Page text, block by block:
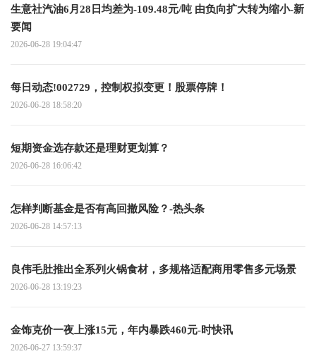
生意社汽油6月28日均差为-109.48元/吨 由负向扩大转为缩小-新
要闻
2026-06-28 19:04:47
每日动态!002729，控制权拟变更！股票停牌！
2026-06-28 18:58:20
短期资金选存款还是理财更划算？
2026-06-28 16:06:42
怎样判断基金是否有高回撤风险？-热头条
2026-06-28 14:57:13
良伟毛肚推出全系列火锅食材，多规格适配商用零售多元场景
2026-06-28 13:19:23
金饰克价一夜上涨15元，年内暴跌460元-时快讯
2026-06-27 13:59:37